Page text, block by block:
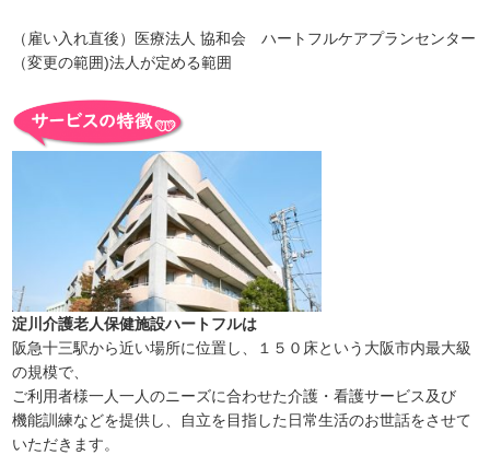
（雇い入れ直後）医療法人 協和会 ハートフルケアプランセンター
（変更の範囲)法人が定める範囲
淀川介護老人保健施設ハートフルは
阪急十三駅から近い場所に位置し、１５０床という大阪市内最大級
の規模で、
ご利用者様一人一人のニーズに合わせた介護・看護サービス及び
機能訓練などを提供し、自立を目指した日常生活のお世話をさせて
いただきます。